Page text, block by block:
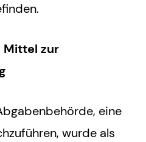
Mittel zur
eine
wurde als